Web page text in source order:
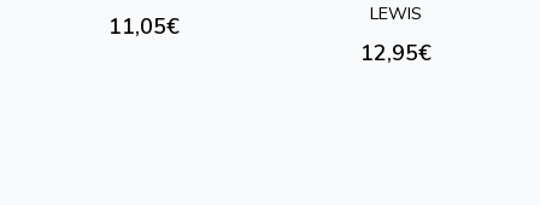
11,05€
LEWIS
12,95€